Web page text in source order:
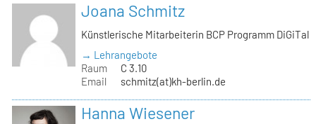
Joana Schmitz
Künstlerische Mitarbeiterin BCP Programm DiGiTal
→ Lehrangebote
Raum
C 3.10
Email
schmitz(at)kh-berlin.de
Hanna Wiesener